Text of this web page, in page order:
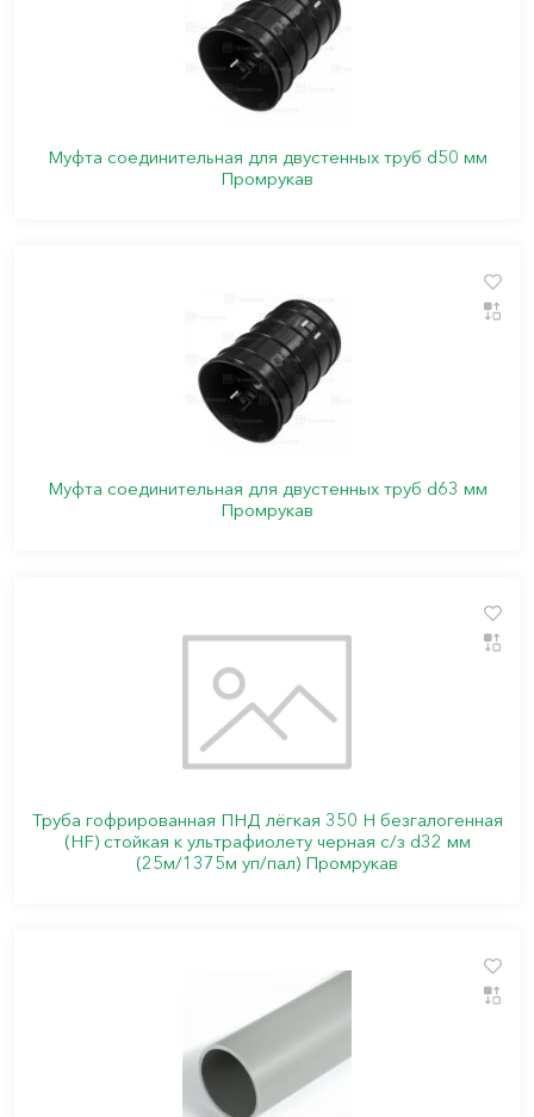
Муфта соединительная для двустенных труб d50 мм
Промрукав
Муфта соединительная для двустенных труб d63 мм
Промрукав
Труба гофрированная ПНД лёгкая 350 Н безгалогенная
(HF) стойкая к ультрафиолету черная с/з d32 мм
(25м/1375м уп/пал) Промрукав